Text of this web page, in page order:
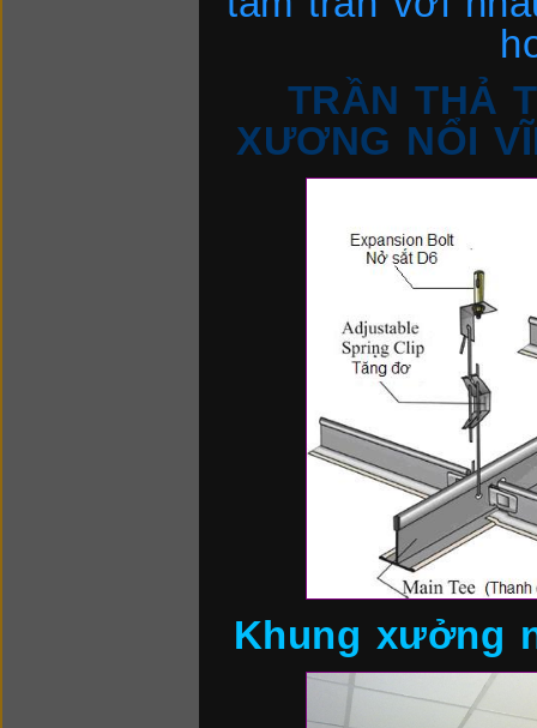
TRẦN THẢ
XƯƠNG NỔI
Khung xưởng